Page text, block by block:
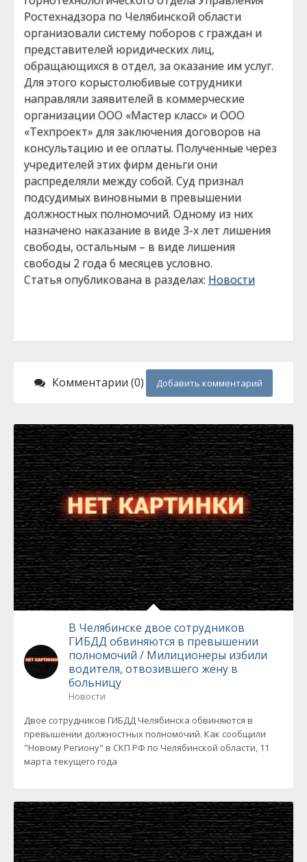
Ростехнадзора по Челябинской области
организовали систему поборов с граждан и
представителей юридических лиц,
обращающихся в отдел, за оказание им услуг.
Для этого корыстолюбивые сотрудники
направляли заявителей в коммерческие
организации ООО «Мастер класс» и ООО
«Техпроект» для заключения договоров на
консультацию и ее оплаты. Полученные через
учредителей этих фирм деньги они
распределяли между собой. Суд признал
подсудимых виновными в превышении
должностных полномочий. Одному из них
назначено наказание в виде 3-х лет лишения
свободы, остальным – в виде лишения
свободы 2 года 6 месяцев условно.
Статья опубликована в разделах: Новости
Комментарии (0) Добавить комментарий
В Челябинске двое сотрудников
ГИБДД обвиняются в превышении
полномочий / Милиционеры избили
водителя, отвозившего жену в
больницу
Новости
Двое сотрудников ГИБДД Челябинска обвиняются в
превышении должностных полномочий. Как сообщили
"Новому Региону" в СКП РФ по Челябинской области, 11
марта текущего года